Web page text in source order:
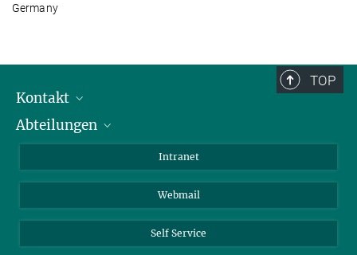
Germany
TOP
Kontakt
Mitarbeiterverzeichnis
Abteilungen
Kolloidchemie
Nachhaltige und Bio-inspirierte Materialien
Intranet
Webmail
Self Service